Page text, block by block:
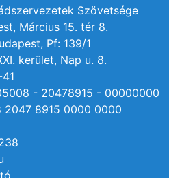
Szövetsége
Március 15. tér 8.
Pf: 139/1
kerület, Nap u. 8.
- 20478915 - 00000000
2047 8915 0000 0000